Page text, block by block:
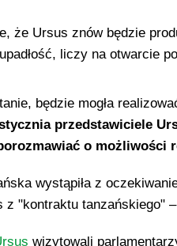
że Ursus znów będzie
upadłość, liczy na otwarcie
będzie mogła
przedstawiciele
o możliwości
wystąpiła z
z "kontraktu tanzańskiego"
wizytowali